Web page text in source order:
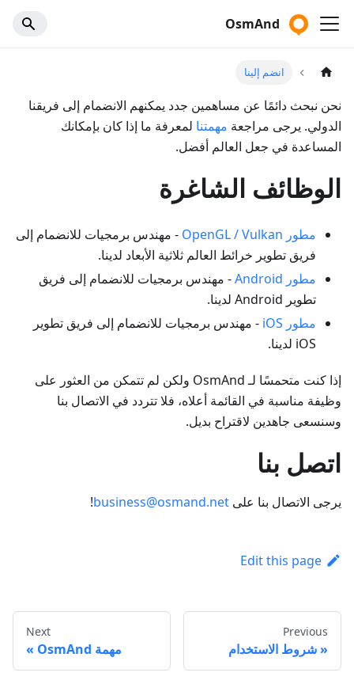
OsmAnd
انضم إلينا
نحن نبحث دائمًا عن مساهمين جدد يمكنهم الانضمام إلى فريقنا
الدولي. يرجى مراجعة مهمتنا لمعرفة ما إذا كان بإمكانك
المساعدة في جعل العالم أفضل.
الوظائف الشاغرة
مطور OpenGL / Vulkan
- مهندس برمجيات للانضمام إلى
فريق تطوير خرائط العالم ثلاثية الأبعاد لدينا.
مطور Android
- مهندس برمجيات للانضمام إلى فريق
تطوير Android لدينا.
مطور iOS
- مهندس برمجيات للانضمام إلى فريق تطوير
iOS لدينا.
إذا كنت متحمسًا لـ OsmAnd ولكن لم تتمكن من العثور على
وظيفة مناسبة في القائمة أعلاه، فلا تتردد في الاتصال بنا
وسنسعى جاهدين لاقتراح بديل.
اتصل بنا
يرجى الاتصال بنا على business@osmand.net
!
Edit this page
Previous
شروط الاستخدام
Next
مهمة OsmAnd